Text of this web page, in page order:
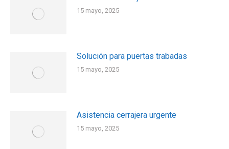
15 mayo, 2025
Solución para puertas trabadas
15 mayo, 2025
Asistencia cerrajera urgente
15 mayo, 2025